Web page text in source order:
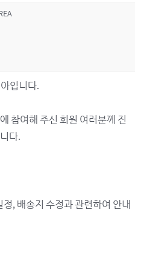
입니다.
참여해 주신 회원 여러분께 진
다.
, 배송지 수정과 관련하여 안내